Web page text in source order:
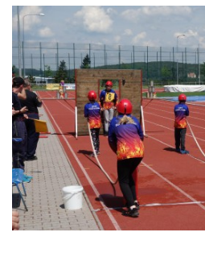
VÝCVIK JPO
ZÁSAHY
PREVENCE
SYMBOLY
INFORMACE